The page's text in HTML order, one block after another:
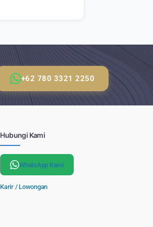
+62 780 3321 2250
Hubungi Kami
WhatsApp Kami
Karir / Lowongan